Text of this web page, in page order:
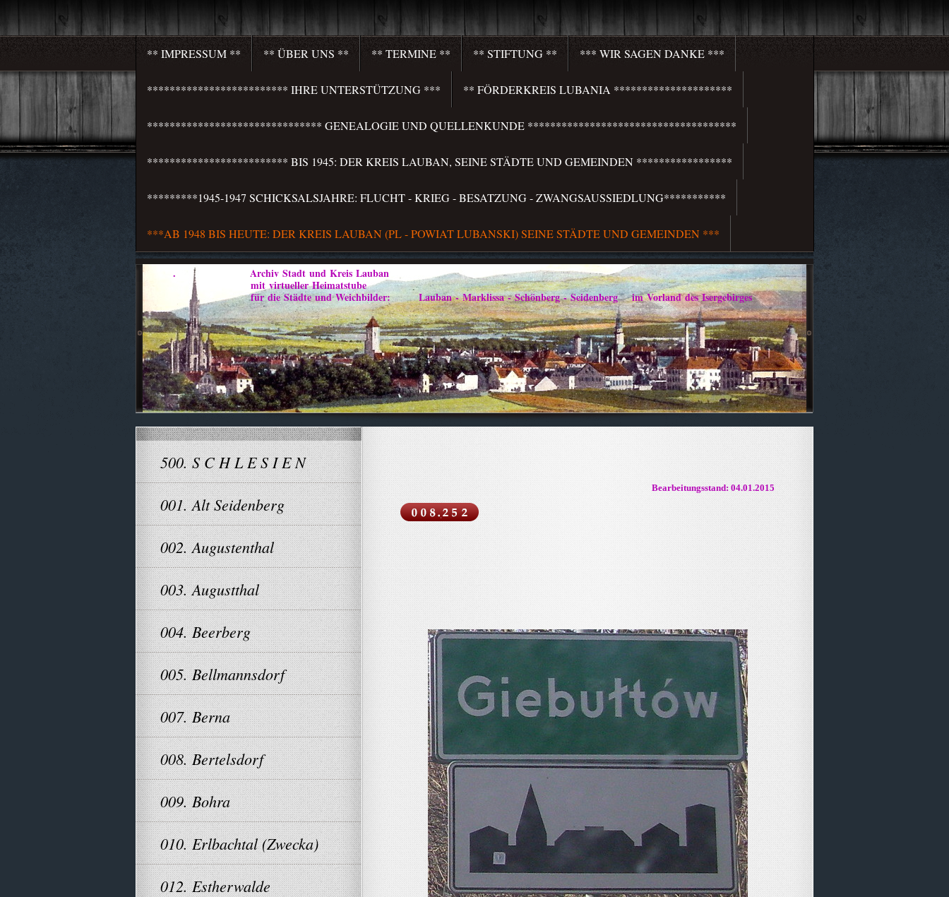
** IMPRESSUM ** ** ÜBER UNS ** ** TERMINE ** ** STIFTUNG ** *** WIR SAGEN DANKE ***
************************* IHRE UNTERSTÜTZUNG *** ** FÖRDERKREIS LUBANIA *********************
******************************* GENEALOGIE UND QUELLENKUNDE *************************************
************************* BIS 1945: DER KREIS LAUBAN, SEINE STÄDTE UND GEMEINDEN *****************
*********1945-1947 SCHICKSALSJAHRE: FLUCHT - KRIEG - BESATZUNG - ZWANGSAUSSIEDLUNG***********
***AB 1948 BIS HEUTE: DER KREIS LAUBAN (PL - POWIAT LUBANSKI) SEINE STÄDTE UND GEMEINDEN ***
. Archiv Stadt und Kreis Lauban
mit virtueller Heimatstube
für die Städte und Weichbilder: Lauban - Marklissa - Schönberg - Seidenberg im Vorland des Isergebirges
500. S C H L E S I E N
001. Alt Seidenberg
002. Augustenthal
003. Augustthal
004. Beerberg
005. Bellmannsdorf
007. Berna
008. Bertelsdorf
009. Bohra
010. Erlbachtal (Zwecka)
012. Estherwalde
Bearbeitungsstand: 04.01.2015